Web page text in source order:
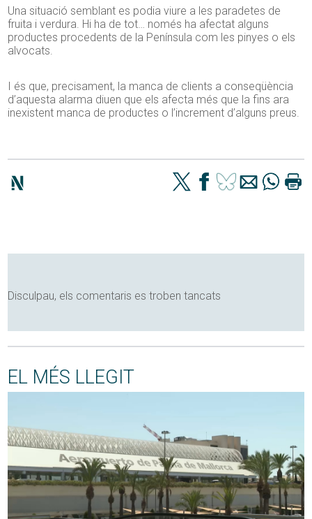
Una situació semblant es podia viure a les paradetes de
fruita i verdura. Hi ha de tot… només ha afectat alguns
productes procedents de la Península com les pinyes o els
alvocats.
I és que, precisament, la manca de clients a conseqüència
d’aquesta alarma diuen que els afecta més que la fins ara
inexistent manca de productes o l’increment d’alguns preus.
Disculpau, els comentaris es troben tancats
EL MÉS LLEGIT